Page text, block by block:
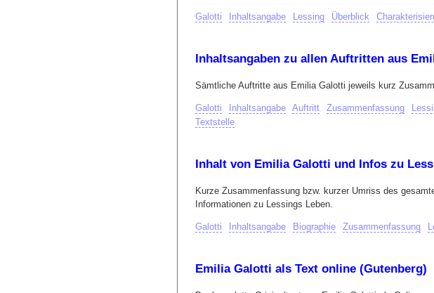
Galotti Inhaltsangabe Lessing Überblick
Inhaltsangaben zu allen Auftritten aus
Sämtliche Auftritte aus Emilia Galotti jeweils kurz
Galotti Inhaltsangabe Auftritt Zusammenfassung
Textstelle
Inhalt von Emilia Galotti und Infos zu
Kurze Zusammenfassung bzw. kurzer Umriss des
Informationen zu Lessings Leben.
Galotti Inhaltsangabe Biographie Zusammenfassung
Emilia Galotti als Text online (Gutenberg)